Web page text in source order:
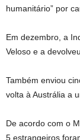
humanitário” por
Em dezembro, a
Veloso e a
Também enviou
volta à Austrália a
De acordo com o
5 estrangeiros